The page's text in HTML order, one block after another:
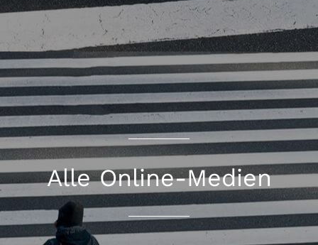
Alle Online-Medien